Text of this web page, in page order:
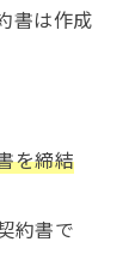
書は作成
を締結
約書で